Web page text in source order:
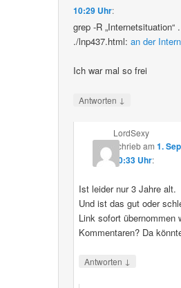
10:29 Uhr:
grep -R „Internetsituation“ .
./lnp437.html:an der
Ich war mal so frei
Antworten ↓
LordSexy
schriebam 1.
10:33 Uhr:
Ist leider nur 3 Jahre alt.
Und ist das gut oder
Link sofort übernommen
Kommentaren? Da
Antworten ↓